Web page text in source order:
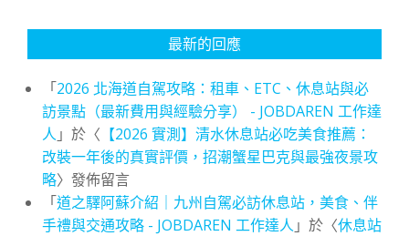
最新的回應
「2026 北海道自駕攻略：租車、ETC、休息站與必
訪景點（最新費用與經驗分享） - JOBDAREN 工作達
人 」於〈 【2026 實測】清水休息站必吃美食推薦：
改裝一年後的真實評價，招潮蟹星巴克與最強夜景攻
略〉發佈留言
「道之驛阿蘇介紹｜九州自駕必訪休息站，美食、伴
手禮與交通攻略 - JOBDAREN 工作達人 」於〈休息站